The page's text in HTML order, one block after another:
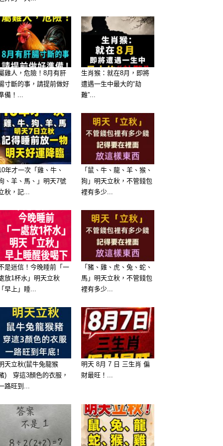
雞人，危險！8月有肝
寸斷的事，請提前做好
備！...
生肖猴：就在8月，即將
遭遇一生中最大的“劫
難”...
年才一次「雞、牛、
、羊、馬、」明天7號
秋，記...
「鼠、牛、龍、羊、猴、
狗」明天立秋，不管錢包
裡有多少...
是迷信！今晚睡前「一
放1杯水」明天立秋
「早上」睡...
「豬、雞、虎、兔、蛇、
馬」明天立秋，不管錢包
裡有多少...
天立秋(鼠牛兔龍猴
) 穿這3顏色的衣服，
路旺到...
明天 8月 7 日 三生肖 偏
財最旺！...